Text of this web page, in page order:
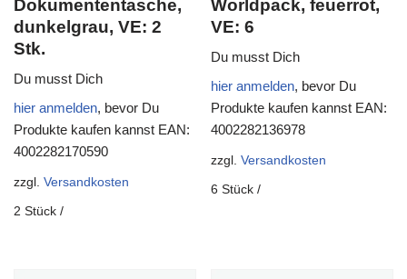
Dokumententasche,
dunkelgrau, VE: 2
Stk.
Du musst Dich
hier anmelden, bevor Du
Produkte kaufen kannst EAN:
4002282170590
zzgl. Versandkosten
2 Stück /
Worldpack, feuerrot,
VE: 6
Du musst Dich
hier anmelden, bevor Du
Produkte kaufen kannst EAN:
4002282136978
zzgl.Versandkosten
6Stück /